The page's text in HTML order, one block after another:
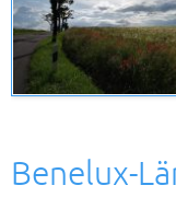
Benelux-